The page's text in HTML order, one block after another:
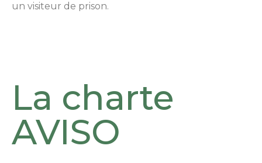
un visiteur de prison.
La charte
AVISO